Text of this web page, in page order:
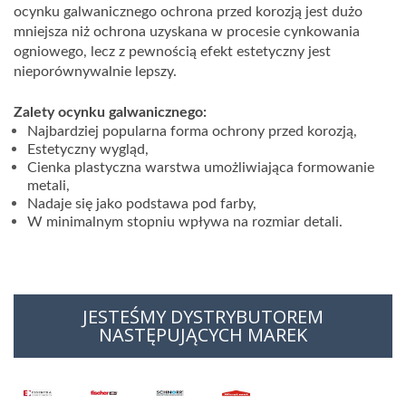
ocynku galwanicznego ochrona przed korozją jest dużo
mniejsza niż ochrona uzyskana w procesie cynkowania
ogniowego, lecz z pewnością efekt estetyczny jest
nieporównywalnie lepszy.
Zalety ocynku galwanicznego:
Najbardziej popularna forma ochrony przed korozją,
Estetyczny wygląd,
Cienka plastyczna warstwa umożliwiająca formowanie
metali,
Nadaje się jako podstawa pod farby,
W minimalnym stopniu wpływa na rozmiar detali.
JESTEŚMY DYSTRYBUTOREM
NASTĘPUJĄCYCH MAREK